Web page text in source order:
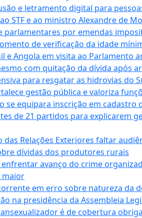
e letramento digital para
STF e ao ministro Alexandre de
parlamentares por emendas
de verificação da idade
e Angola em visita ao Parlamento
com quitação da dívida após
para resgatar as hidrovias do
gestão pública e valoriza
se equipara inscrição em cadastro
de 21 partidos para explicarem
Relações Exteriores faltar
dívidas dos produtores rurais
avanço do crime
maior
em erro sobre natureza da
na presidência da Assembleia
é de cobertura